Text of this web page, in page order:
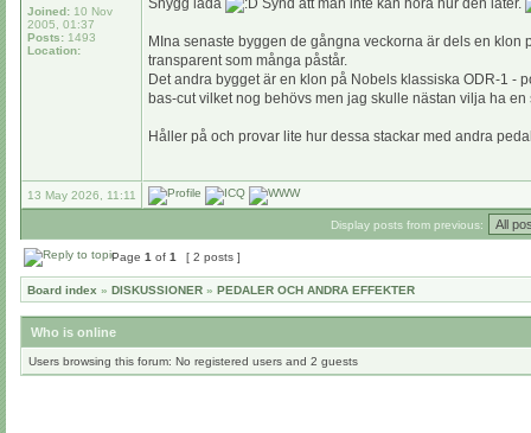
Joined: 10 Nov
2005, 01:37
Posts: 1493
Location:
Snygg låda
Synd att man inte kan höra hur den låter.
MIna senaste byggen de gångna veckorna är dels en
transparent som många påstår.
Det andra bygget är en klon på Nobels klassiska ODR-1 -
bas-cut vilket nog behövs men jag skulle nästan vilja ha
Håller på och provar lite hur dessa stackar med andra
13 May 2026, 11:11
Display posts from previous:
Page 1 of 1 [ 2 posts ]
Board index » DISKUSSIONER » PEDALER OCH ANDRA EFFEKTER
Who is online
Users browsing this forum: No registered users and 2 guests